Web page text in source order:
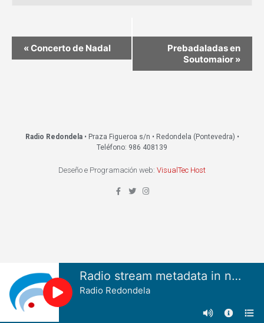
«Concerto de Nadal
Prebadaladas en
Soutomaior »
Radio Redondela• Praza Figueroa s/n • Redondela (Pontevedra) •
Teléfono: 986 408139
Deseño e Programación web: VisualTec Host
Radio stream metadata in not available.
Radio Redondela